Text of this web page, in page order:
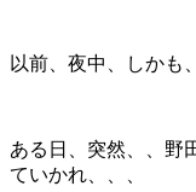
以前、夜中、しかも
ある日、突然、、野
ていかれ、、、